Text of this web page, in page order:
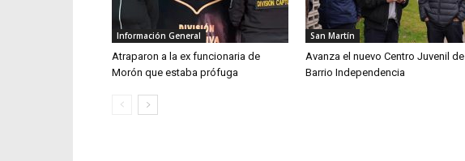
Información General
Atraparon a la ex funcionaria de
Morón que estaba prófuga
San Martín
Avanza el nuevo Centro Juvenil de
Barrio Independencia